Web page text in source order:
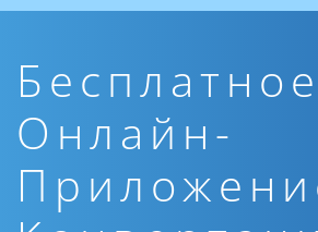
Бесплатное
Онлайн-